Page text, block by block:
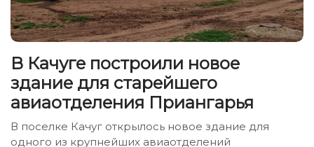
В Качуге построили новое
здание для старейшего
авиаотделения Приангарья
В поселке Качуг открылось новое здание для
одного из крупнейших авиаотделений